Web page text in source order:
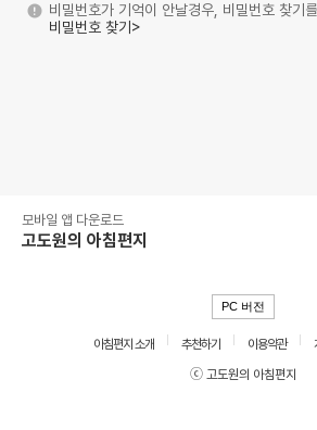
비밀번호가 기억이 안날경우, 비밀번호 찾기
비밀번호 찾기>
모바일 앱 다운로드
고도원의 아침편지
PC 버전
아침편지 소개 추천하기 이용약관
ⓒ 고도원의 아침편지